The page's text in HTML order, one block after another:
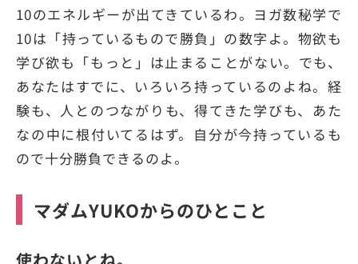
10のエネルギーが出てきているわ。ヨガ数秘学で
10は「持っているもので勝負」の数字よ。物欲も
学び欲も「もっと」は止まることがない。でも、
あなたはすでに、いろいろ持っているのよね。経
験も、人とのつながりも、得てきた学びも、あた
なの中に根付いてるはず。自分が今持っているも
ので十分勝負できるのよ。
マダムYUKOからのひとこと